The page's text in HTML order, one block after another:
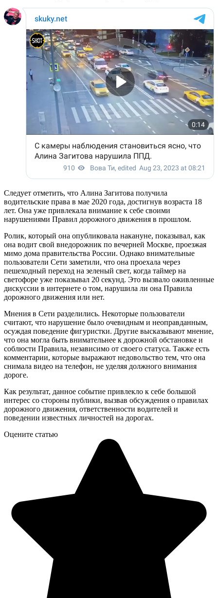
Следует отметить, что Алина Загитова получила
водительские права в мае 2020 года, достигнув возраста 18
лет. Она уже привлекала внимание к себе своими
нарушениями Правил дорожного движения в прошлом.
Ролик, который она опубликовала накануне, показывал, как
она водит свой внедорожник по вечерней Москве, проезжая
мимо дома правительства России. Однако внимательные
пользователи Сети заметили, что она проехала через
пешеходный переход на зеленый свет, когда таймер на
светофоре уже показывал 20 секунд. Это вызвало оживленные
дискуссии в интернете о том, нарушила ли она Правила
дорожного движения или нет.
Мнения в Сети разделились. Некоторые пользователи
считают, что нарушение было очевидным и неоправданным,
осуждая поведение фигуристки. Другие высказывают мнение,
что она могла быть внимательнее к дорожной обстановке и
соблюсти Правила, независимо от своего статуса. Также есть
комментарии, которые выражают недовольство тем, что она
снимала видео на телефон, не уделяя должного внимания
дороге.
Как результат, данное событие привлекло к себе большой
интерес со стороны публики, вызвав обсуждения о правилах
дорожного движения, ответственности водителей и
поведении известных личностей на дорогах.
Оцените статью